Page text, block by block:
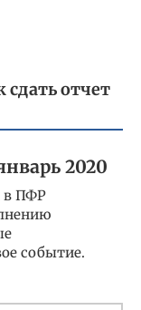
отчет
2020
в ПФР
событие.